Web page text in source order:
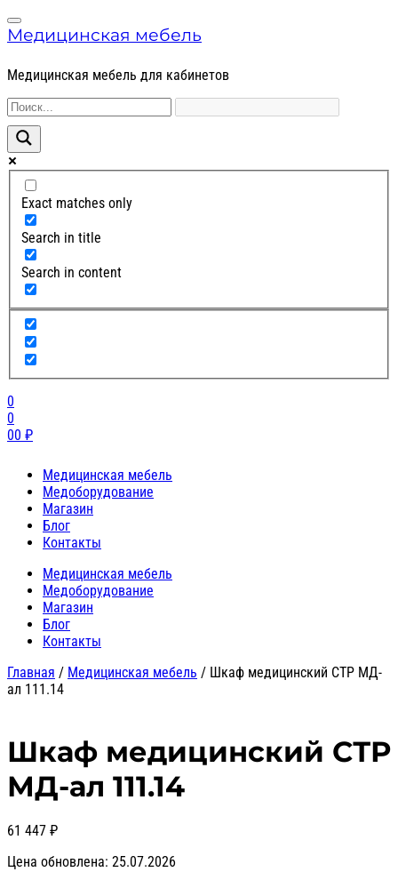
Skip
to
navigation
Skip
to
content
Menu
Медицинская мебель
Медицинская мебель для кабинетов
Exact matches only
Search in title
Search in content
0
0
00 ₽
Медицинская мебель
Медоборудование
Магазин
Блог
Контакты
Медицинская мебель
Медоборудование
Магазин
Блог
Контакты
Главная / Медицинская мебель / Шкаф медицинский СТР МД-
ал 111.14
Шкаф медицинский СТР
МД-ал 111.14
61 447 ₽
Цена обновлена: 25.07.2026